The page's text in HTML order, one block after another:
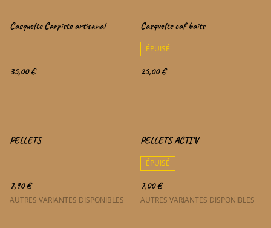
Casquette Carpiste artisanal
35,00 €
Casquette caf baits
ÉPUISÉ
25,00 €
PELLETS
7,90 €
AUTRES VARIANTES DISPONIBLES
PELLETS ACTI’V
ÉPUISÉ
7,00 €
AUTRES VARIANTES DISPONIBLES